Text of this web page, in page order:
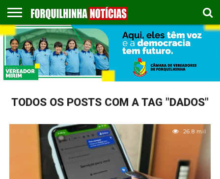
COLUNISTAS
EMPREGOS
ESPORTES
PUBLICAÇÃO
LEGAL
GASTRONOMIA
CONTATO
TODOS OS POSTS COM A TAG "DADOS"
26.8 mil